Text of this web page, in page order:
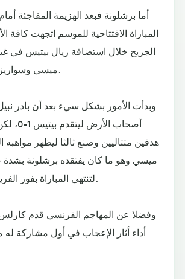
أما برشلونة فبعد الهزيمة المفاجئة
المباراة الافتتاحية للموسم اتجهت كافة
الجريح خلال استضافة ريال بيتيس في
ميسي وسواريز وعثمان ديمبلي.
وبدأت الأمور بشكل سيء بعد أن بادر
أصحاب
هدفين متتاليين وصنع ثالثا ليظهر مواهبه
ميسي وهو ما كان يفتقده برشلونة
لتنتهي المباراة بفوز الفريق الكتالوني 5-2.
أداء أثار الإعجاب في أول مشاركة له